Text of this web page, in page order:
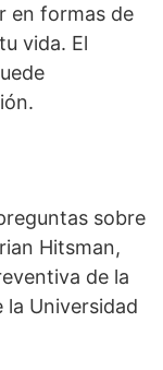
en formas de
vida. El
sobre
Hitsman,
de la
la Universidad